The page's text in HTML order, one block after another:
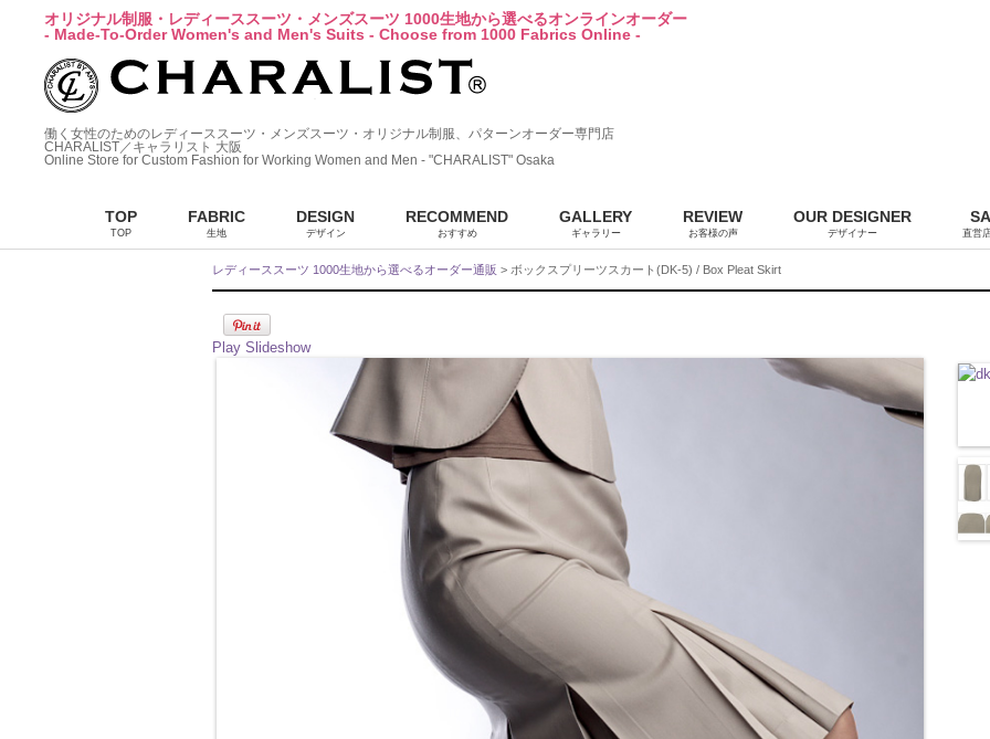
オリジナル制服・レディーススーツ・メンズスーツ 1000生地から選べるオンラインオーダー
- Made-To-Order Women's and Men's Suits - Choose from 1000 Fabrics Online -
働く女性のためのレディーススーツ・メンズスーツ・オリジナル制服、パターンオーダー専門店
CHARALIST／キャラリスト 大阪
Online Store for Custom Fashion for Working Women and Men - "CHARALIST" Osaka
TOP
TOP
FABRIC
生地
DESIGN
デザイン
RECOMMEND
おすすめ
GALLERY
ギャラリー
REVIEW
お客様の声
OUR DESIGNER
デザイナー 直営
レディーススーツ 1000生地から選べるオーダー通販 > ボックスプリーツスカート(DK-5) / Box Pleat Skirt
Play Slideshow